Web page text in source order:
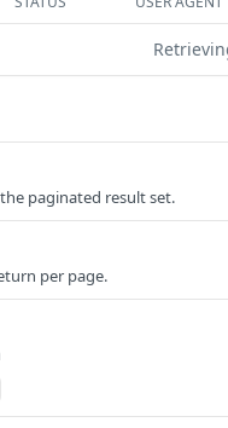
paginated result set.
per page.